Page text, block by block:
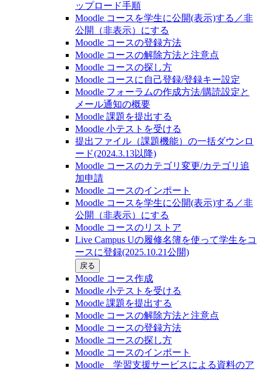
ップロード手順
Moodle コースを学生に公開(表示)する／非
公開（非表示）にする
Moodle コースの登録⽅法
Moodle コースの解除方法と注意点
Moodle コースの探し⽅
Moodle コースに自己登録/登録キー設定
Moodle フォーラムの作成方法/購読設定と
メール通知の概要
Moodle 課題を提出する
Moodle 小テストを受ける
提出ファイル（課題機能）の一括ダウンロ
ード(2024.3.13以降)
Moodle コースのカテゴリ変更/カテゴリ追
加申請
Moodle コースのインポート
Moodle コースを学生に公開(表示)する／非
公開（非表示）にする
Moodle コースのリストア
Live Campus Uの履修名簿を使って学生をコ
ースに登録(2025.10.21公開)
戻る
Moodle コース作成
Moodle 小テストを受ける
Moodle 課題を提出する
Moodle コースの解除方法と注意点
Moodle コースの登録⽅法
Moodle コースの探し⽅
Moodle コースのインポート
Moodle 学習支援サービスによる資料のア